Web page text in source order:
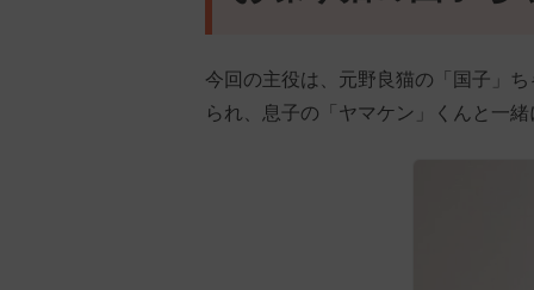
今回の主役は、元野良猫の「国子」
られ、息子の「ヤマケン」くんと一